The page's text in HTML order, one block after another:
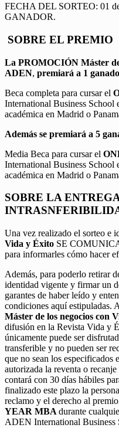
FECHA DEL SORTEO: 01
GANADOR.
SOBRE EL PREMIO
La PROMOCIÓN Máster
ADEN, premiará a 1
Beca completa para cursar el
International Business School
académica en Madrid o
Además se premiará a 5
Media Beca para cursar el
International Business School
académica en Madrid o
SOBRE LA
Una vez realizado el sorteo e
Vida y Éxito SE
para informarles cómo hacer
Además, para poderlo retirar
identidad vigente y firmar un
garantes de haber leído y
condiciones aquí
Máster de los negocios con
difusión en la Revista Vida y
únicamente puede ser
transferible y no pueden ser
que no sean los especificados
autorizada la reventa o
contará con 30 días hábiles
finalizado este plazo la
reclamo y el derecho al
YEAR MBA durante
ADEN International Business